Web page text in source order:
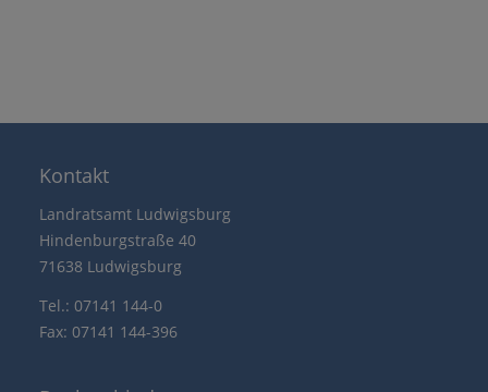
Kontakt
Landratsamt Ludwigsburg
Hindenburgstraße 40
71638 Ludwigsburg
Tel.: 07141 144-0
Fax: 07141 144-396